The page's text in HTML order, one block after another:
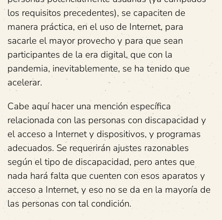
los requisitos precedentes), se capaciten de
manera práctica, en el uso de Internet, para
sacarle el mayor provecho y para que sean
participantes de la era digital, que con la
pandemia, inevitablemente, se ha tenido que
acelerar.
Cabe aquí hacer una mención específica
relacionada con las personas con discapacidad y
el acceso a Internet y dispositivos, y programas
adecuados. Se requerirán ajustes razonables
según el tipo de discapacidad, pero antes que
nada hará falta que cuenten con esos aparatos y
acceso a Internet, y eso no se da en la mayoría de
las personas con tal condición.